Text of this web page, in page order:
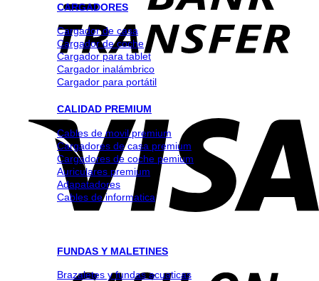
CARGADORES
Cargador de casa
Cargador de coche
Cargador para tablet
Cargador inalámbrico
Cargador para portátil
CALIDAD PREMIUM
Cables de movil premium
Cargadores de casa premium
Cargadores de coche pemium
Auriculares premium
Adapatadores
Cables de informatica
FUNDAS Y MALETINES
Brazaletes y fundas acuaticas